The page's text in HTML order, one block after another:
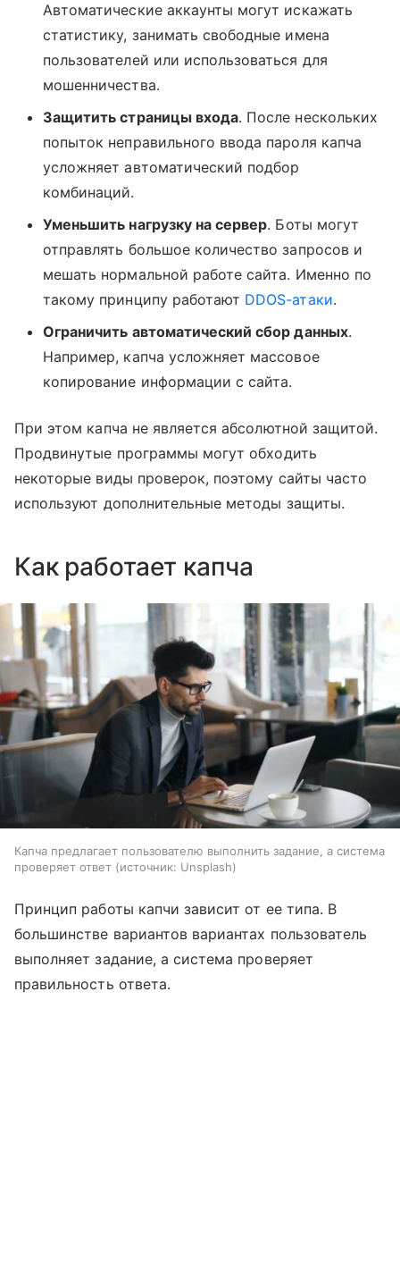
Автоматические аккаунты могут искажать
статистику, занимать свободные имена
пользователей или использоваться для
мошенничества.
Защитить страницы входа. После нескольких
попыток неправильного ввода пароля капча
усложняет автоматический подбор
комбинаций.
Уменьшить нагрузку на сервер. Боты могут
отправлять большое количество запросов и
мешать нормальной работе сайта. Именно по
такому принципу работают DDOS-атаки.
Ограничить автоматический сбор данных.
Например, капча усложняет массовое
копирование информации с сайта.
При этом капча не является абсолютной защитой.
Продвинутые программы могут обходить
некоторые виды проверок, поэтому сайты часто
используют дополнительные методы защиты.
Как работает капча
Капча предлагает пользователю выполнить задание, а система
проверяет ответ
источник: Unsplash
Принцип работы капчи зависит от ее типа. В
большинстве вариантов вариантах пользователь
выполняет задание, а система проверяет
правильность ответа.